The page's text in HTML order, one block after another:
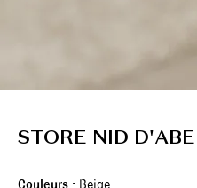
STORE NID
Couleurs : Beige